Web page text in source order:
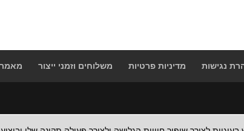
נגישות מדיניות פרטיות משלוחים וזמני ייצור